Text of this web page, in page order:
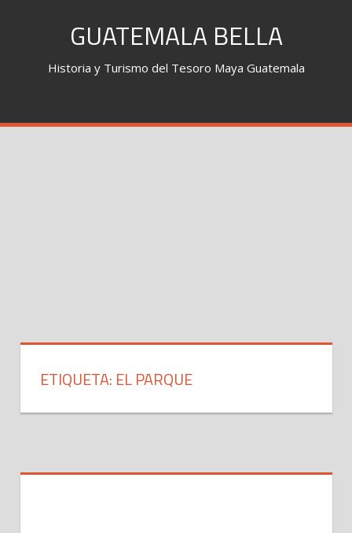
GUATEMALA BELLA
Historia y Turismo del Tesoro Maya Guatemala
ETIQUETA: EL PARQUE